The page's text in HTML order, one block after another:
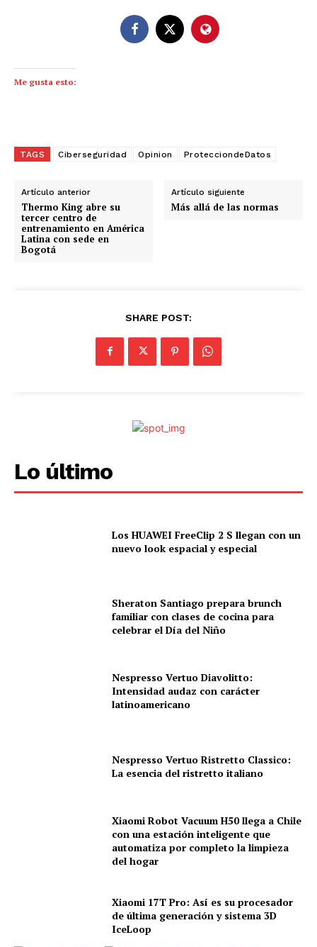
Me gusta esto:
TAGS Ciberseguridad Opinion ProtecciondeDatos
Artículo anterior
Thermo King abre su
tercer centro de
entrenamiento en América
Latina con sede en
Bogotá
Artículo siguiente
Más allá de las normas
SHARE POST:
Lo último
Los HUAWEI FreeClip 2 S llegan con un
nuevo look espacial y especial
Sheraton Santiago prepara brunch
familiar con clases de cocina para
celebrar el Día del Niño
Nespresso Vertuo Diavolitto:
Intensidad audaz con carácter
latinoamericano
Nespresso Vertuo Ristretto Classico:
La esencia del ristretto italiano
Xiaomi Robot Vacuum H50 llega a Chile
con una estación inteligente que
automatiza por completo la limpieza
del hogar
Xiaomi 17T Pro: Así es su procesador
de última generación y sistema 3D
IceLoop